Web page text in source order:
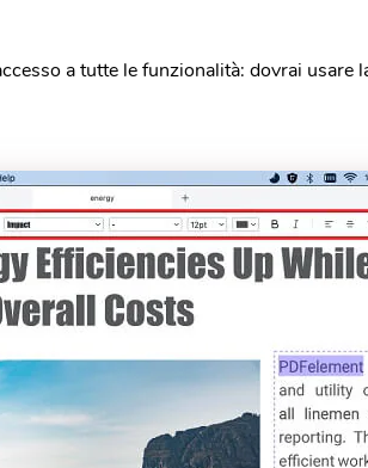
a tutte le funzionalità: dovrai usare